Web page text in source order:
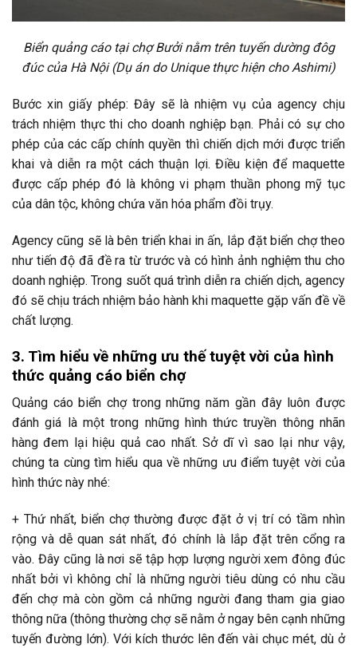
Biển quảng cáo tại chợ Bưởi nằm trên tuyến dường đôg
đúc của Hà Nội (Dụ án do Unique thực hiện cho Ashimi)
Bước xin giấy phép: Đây sẽ là nhiệm vụ của agency chịu
trách nhiệm thực thi cho doanh nghiệp bạn. Phải có sự cho
phép của các cấp chính quyền thì chiến dịch mới được triển
khai và diễn ra một cách thuận lợi. Điều kiện để maquette
được cấp phép đó là không vi phạm thuần phong mỹ tục
của dân tộc, không chứa văn hóa phẩm đồi trụy.
Agency cũng sẽ là bên triển khai in ấn, lắp đặt biển chợ theo
như tiến độ đã đề ra từ trước và có hình ảnh nghiệm thu cho
doanh nghiệp. Trong suốt quá trình diễn ra chiến dịch, agency
đó sẽ chịu trách nhiệm bảo hành khi maquette gặp vấn đề về
chất lượng.
3. Tìm hiểu về những ưu thế tuyệt vời của hình
thức quảng cáo biển chợ
Quảng cáo biển chợ trong những năm gần đây luôn được
đánh giá là một trong những hình thức truyền thông nhãn
hàng đem lại hiệu quả cao nhất. Sở dĩ vì sao lại như vậy,
chúng ta cùng tìm hiểu qua về những ưu điểm tuyệt vời của
hình thức này nhé:
+ Thứ nhất, biển chợ thường được đặt ở vị trí có tầm nhìn
rộng và dễ quan sát nhất, đó chính là lắp đặt trên cổng ra
vào. Đây cũng là nơi sẽ tập hợp lượng người xem đông đúc
nhất bởi vì không chỉ là những người tiêu dùng có nhu cầu
đến chợ mà còn gồm cả những người đang tham gia giao
thông nữa (thông thường chợ sẽ nằm ở ngay bên cạnh những
tuyến đường lớn). Với kích thước lên đến vài chục mét, dù ở